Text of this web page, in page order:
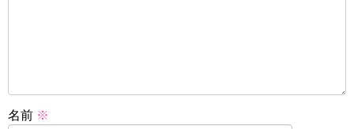
名前 ※